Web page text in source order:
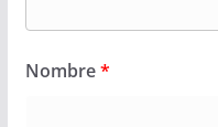
Nombre*